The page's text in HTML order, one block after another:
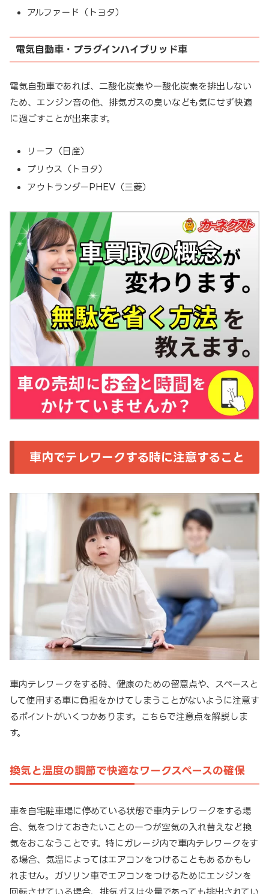
アルファード（トヨタ）
電気自動車・プラグインハイブリッド車
電気自動車であれば、二酸化炭素や一酸化炭素を排出しない
ため、エンジン音の他、排気ガスの臭いなども気にせず快適
に過ごすことが出来ます。
リーフ（日産）
プリウス（トヨタ）
アウトランダーPHEV（三菱）
車内でテレワークする時に注意すること
車内テレワークをする時、健康のための留意点や、スペースと
して使用する車に負担をかけてしまうことがないように注意す
るポイントがいくつかあります。こちらで注意点を解説しま
す。
換気と温度の調節で快適なワークスペースの確保
車を自宅駐車場に停めている状態で車内テレワークをする場
合、気をつけておきたいことの一つが空気の入れ替えなど換
気をおこなうことです。特にガレージ内で車内テレワークをす
る場合、気温によってはエアコンをつけることもあるかもし
れません。ガソリン車でエアコンをつけるためにエンジンを
回転させている場合、排気ガスは少量であっても排出されてい